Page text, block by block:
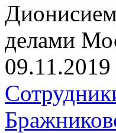
делами
09.11.2019